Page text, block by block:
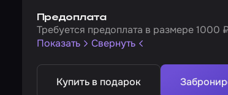
Предоплата
Требуется предоплата в размере 1000
Показать
Свернуть
Купить в подарок